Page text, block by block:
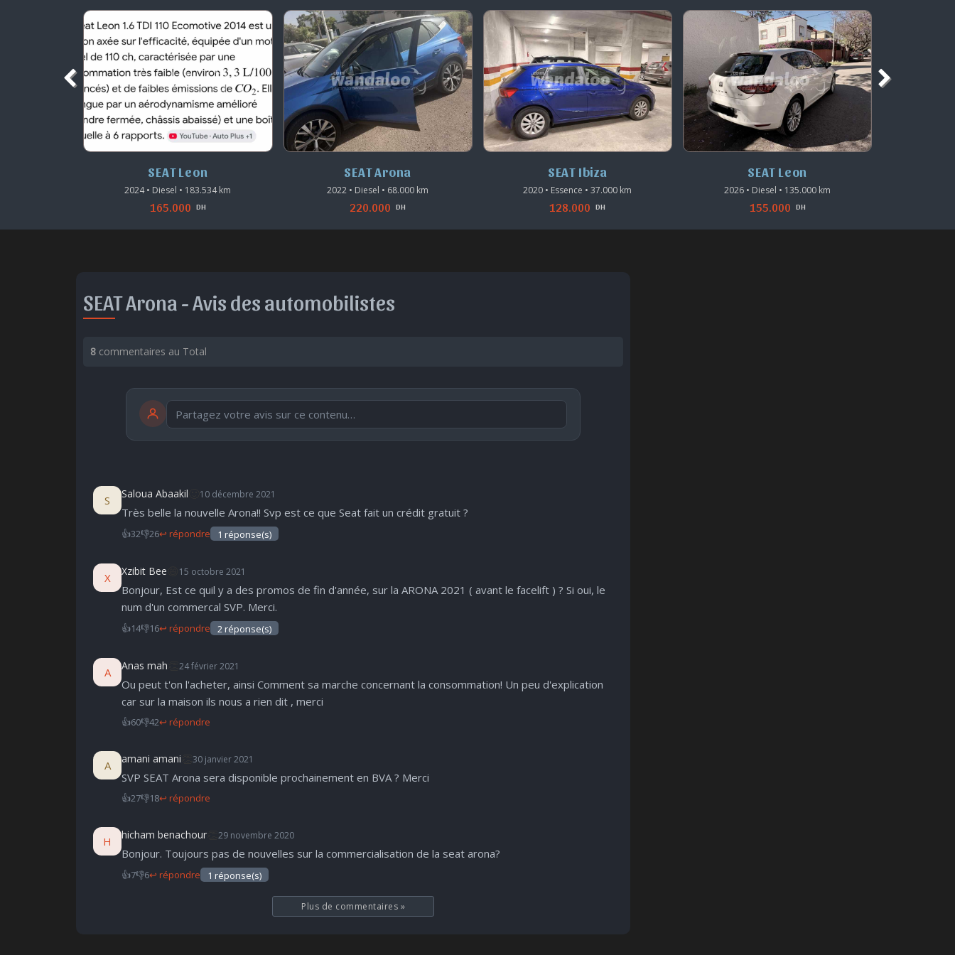
SEAT Leon
2024 • Diesel • 183.534 km
165.000 DH
SEAT Arona
2022 • Diesel • 68.000 km
220.000 DH
SEAT Ibiza
2020 • Essence • 37.000 km
128.000 DH
SEAT Leon
2026 • Diesel • 135.000 km
155.000 DH
SEAT Arona -Avis des automobilistes
8 commentaires au Total
🤩
Parfait
👏
Bravo
😄
Réjoui Content
publication immédiate Publier
S Saloua Abaakil 10 décembre 2021
Très belle la nouvelle Arona!! Svp est ce que Seat fait un crédit gratuit ?
👍32👎26↩ répondre 1 réponse(s)
X Xzibit Bee 15 octobre 2021
Bonjour, Est ce quil y a des promos de fin d'année, sur la ARONA 2021 ( avant le facelift ) ? Si oui, le
num d'un commercal SVP. Merci.
👍14👎16↩ répondre 2 réponse(s)
A Anas mah 24 février 2021
Ou peut t'on l'acheter, ainsi Comment sa marche concernant la consommation! Un peu d'explication
car sur la maison ils nous a rien dit , merci
👍60👎42↩ répondre
A amani amani 30 janvier 2021
SVP SEAT Arona sera disponible prochainement en BVA ? Merci
👍27👎18↩ répondre
H hicham benachour 29 novembre 2020
Bonjour. Toujours pas de nouvelles sur la commercialisation de la seat arona?
👍7👎6↩ répondre 1 réponse(s)
Plus de commentaires »